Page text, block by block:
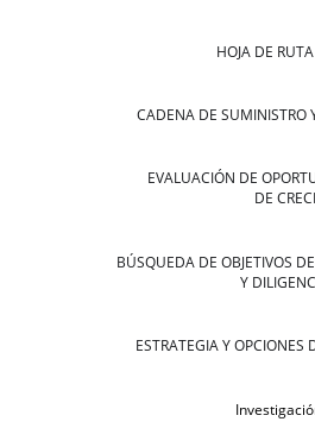
HOJA DE
CADENA DE SUMINISTRO
EVALUACIÓN DE
DE
BÚSQUEDA DE OBJETIVOS
Y
ESTRATEGIA Y